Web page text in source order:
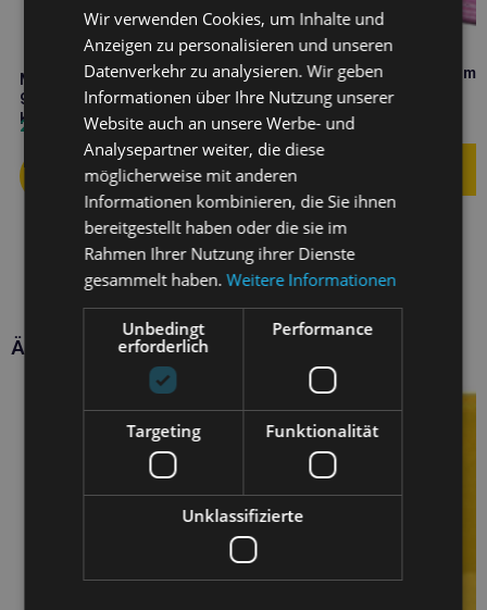
MIAMOR Cat Multivitmin Creme
90g Paste für die Immunität der
Katze
2,80
MIAMOR
Abführpaste für Katzen
2,60 €
Ähnliche Produkte
Wir verwenden Cookies, um Inhalte und
Anzeigen zu personalisieren und unseren
Datenverkehr zu analysieren. Wir geben
Informationen über Ihre Nutzung unserer
Website auch an unsere Werbe- und
Analysepartner weiter, die diese
möglicherweise mit anderen
Informationen kombinieren, die Sie ihnen
bereitgestellt haben oder die sie im
Rahmen Ihrer Nutzung ihrer Dienste
gesammelt haben.Weitere Informationen
Unbedingt
erforderlich
Performance
Targeting Funktionalität
Unklassifizierte